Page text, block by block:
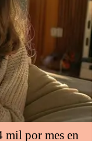
mil por mes en